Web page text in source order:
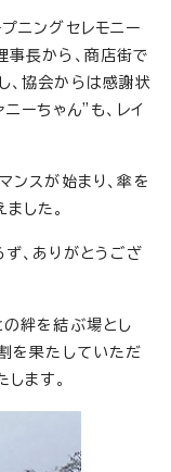
ニングセレモニー
長から、商店街で
、協会からは感謝状
ーちゃん”も、レイ
ンスが始まり、傘を
した。
、ありがとうござ
絆を結ぶ場とし
を果たしていただ
ます。